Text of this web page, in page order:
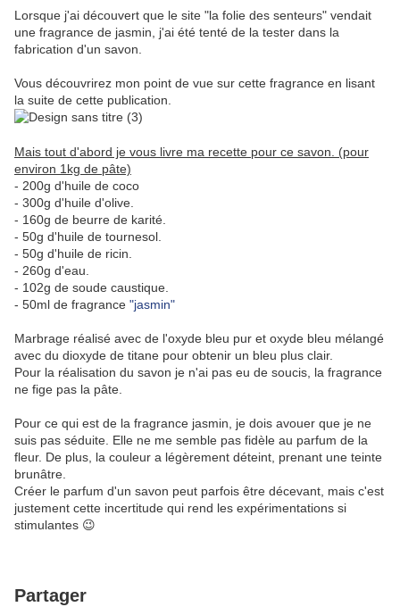
Lorsque j'ai découvert que le site "la folie des senteurs" vendait
une fragrance de jasmin, j'ai été tenté de la tester dans la
fabrication d'un savon.
Vous découvrirez mon point de vue sur cette fragrance en lisant
la suite de cette publication.
Mais tout d'abord je vous livre ma recette pour ce savon. (pour
environ 1kg de pâte)
- 200g d'huile de coco
- 300g d'huile d'olive.
- 160g de beurre de karité.
- 50g d'huile de tournesol.
- 50g d'huile de ricin.
- 260g d'eau.
- 102g de soude caustique.
- 50ml de fragrance "jasmin"
Marbrage réalisé avec de l'oxyde bleu pur et oxyde bleu mélangé
avec du dioxyde de titane pour obtenir un bleu plus clair.
Pour la réalisation du savon je n'ai pas eu de soucis, la fragrance
ne fige pas la pâte.
Pour ce qui est de la fragrance jasmin, je dois avouer que je ne
suis pas séduite. Elle ne me semble pas fidèle au parfum de la
fleur. De plus, la couleur a légèrement déteint, prenant une teinte
brunâtre.
Créer le parfum d'un savon peut parfois être décevant, mais c'est
justement cette incertitude qui rend les expérimentations si
stimulantes 😉
Partager